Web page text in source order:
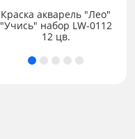
Краска акварель "Лео"
"Учись" набор LW-0112
12 цв.